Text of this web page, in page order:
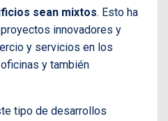
sean mixtos. Esto ha
innovadores y
y servicios en los
y también
tipo de desarrollos